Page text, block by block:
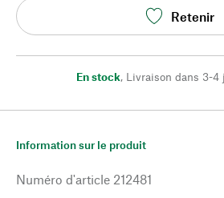
Retenir
En stock, Livraison dans 3-4
Information sur le produit
Numéro d'article 212481